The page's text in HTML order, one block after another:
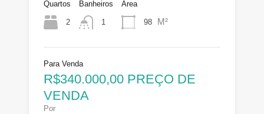
Quartos
2
Banheiros
1
Área
98 M²
Para Venda
R$340.000,00 PREÇO DE
VENDA
Por